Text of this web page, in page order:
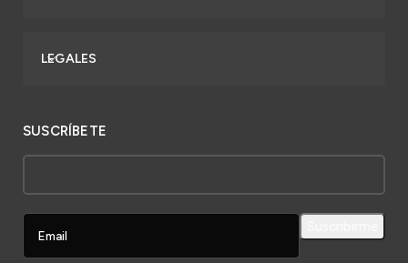
LEGALES
SUSCRÍBETE